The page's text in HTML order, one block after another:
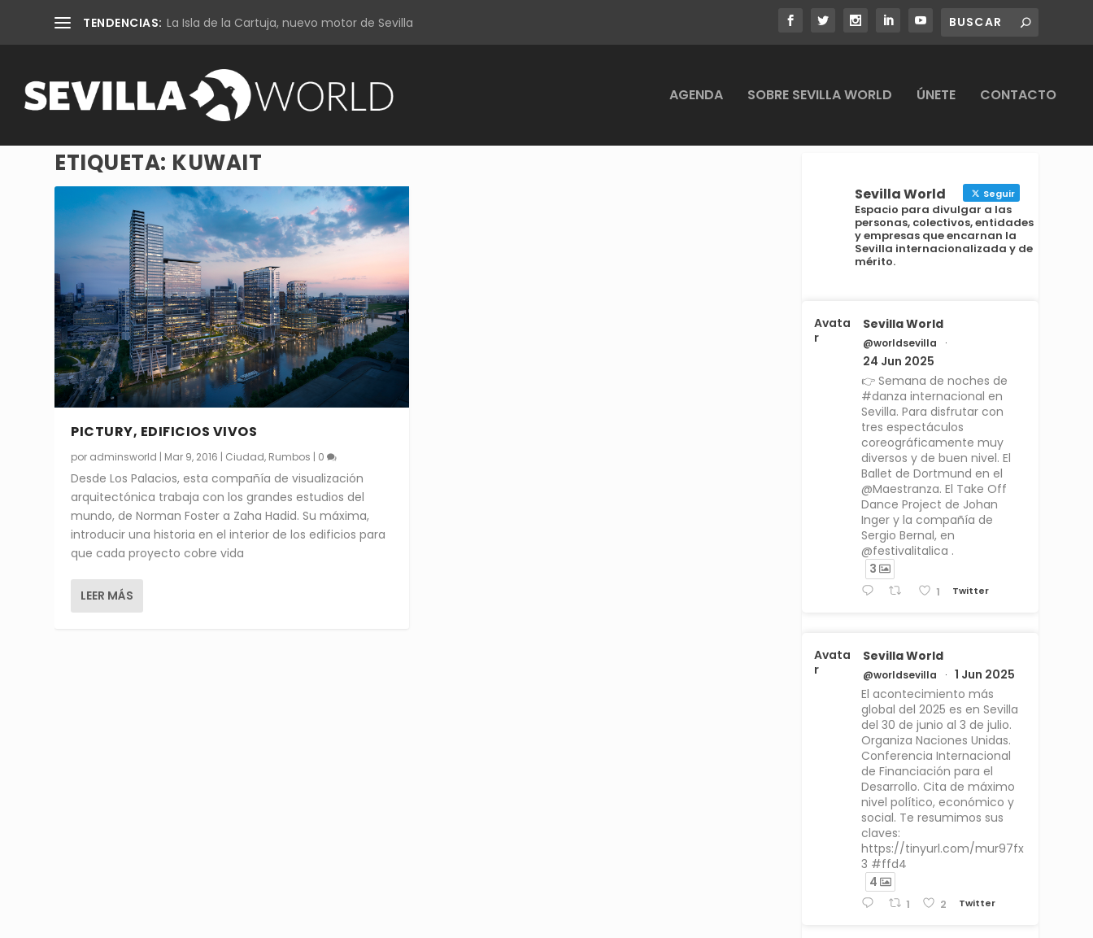
TENDENCIAS: La Isla de la Cartuja, nuevo motor de Sevilla
AGENDA SOBRE SEVILLA WORLD ÚNETE CONTACTO
ETIQUETA: KUWAIT
PICTURY, EDIFICIOS VIVOS
por adminsworld | Mar 9, 2016 | Ciudad, Rumbos | 0
Desde Los Palacios, esta compañía de visualización
arquitectónica trabaja con los grandes estudios del
mundo, de Norman Foster a Zaha Hadid. Su máxima,
introducir una historia en el interior de los edificios para
que cada proyecto cobre vida
LEER MÁS
Sevilla World Seguir
Espacio para divulgar a las
personas, colectivos, entidades
y empresas que encarnan la
Sevilla internacionalizada y de
mérito.
Avata
r
Sevilla World
@worldsevilla ·
24 Jun 2025
👉 Semana de noches de
#danza internacional en
Sevilla. Para disfrutar con
tres espectáculos
coreográficamente muy
diversos y de buen nivel. El
Ballet de Dortmund en el
@Maestranza. El Take Off
Dance Project de Johan
Inger y la compañía de
Sergio Bernal, en
@festivalitalica .
3
1 Twitter
Avata
r
Sevilla World
@worldsevilla ·
1 Jun 2025
El acontecimiento más
global del 2025 es en Sevilla
del 30 de junio al 3 de julio.
Organiza Naciones Unidas.
Conferencia Internacional
de Financiación para el
Desarrollo. Cita de máximo
nivel político, económico y
social. Te resumimos sus
claves:
https://tinyurl.com/mur97fx
3 #ffd4
4
1 2 Twitter